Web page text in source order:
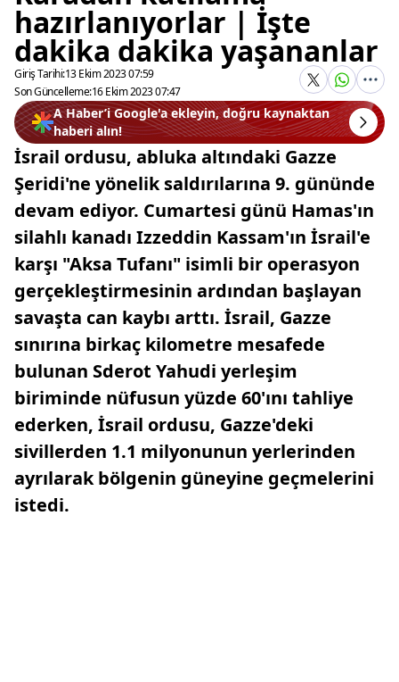
hazırlanıyorlar | İşte
dakika dakika yaşananlar
Giriş Tarihi:13 Ekim 2023 07:59
Son Güncelleme:16 Ekim 2023 07:47
A Haber’i Google'a ekleyin, doğru kaynaktan
haberi alın!
İsrail ordusu, abluka altındaki Gazze
Şeridi'ne yönelik saldırılarına 9. gününde
devam ediyor. Cumartesi günü Hamas'ın
silahlı kanadı Izzeddin Kassam'ın İsrail'e
karşı "Aksa Tufanı" isimli bir operasyon
gerçekleştirmesinin ardından başlayan
savaşta can kaybı arttı. İsrail, Gazze
sınırına birkaç kilometre mesafede
bulunan Sderot Yahudi yerleşim
biriminde nüfusun yüzde 60'ını tahliye
ederken, İsrail ordusu, Gazze'deki
sivillerden 1.1 milyonunun yerlerinden
ayrılarak bölgenin güneyine geçmelerini
istedi.